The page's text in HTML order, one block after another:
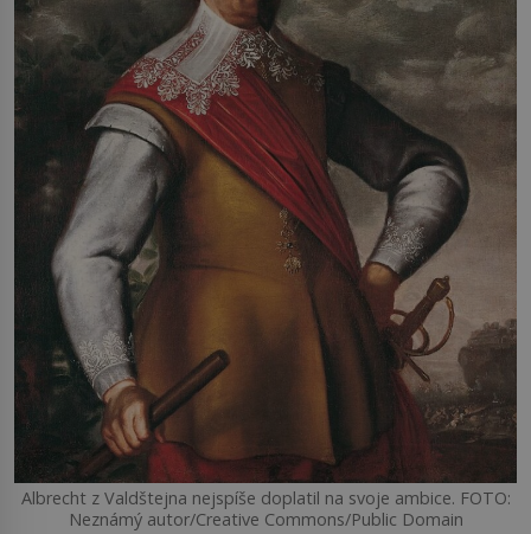
Albrecht z Valdštejna nejspíše doplatil na svoje ambice. FOTO:
Neznámý autor/Creative Commons/Public Domain